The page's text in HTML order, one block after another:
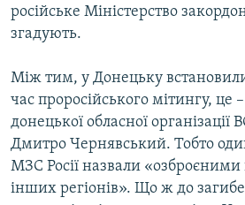
російське Міністерство
згадують.
Між тим, у Донецьку
час проросійського мітингу, це
донецької обласної організації
Дмитро Чернявський. Тобто
МЗС Росії назвали
інших регіонів». Що ж до